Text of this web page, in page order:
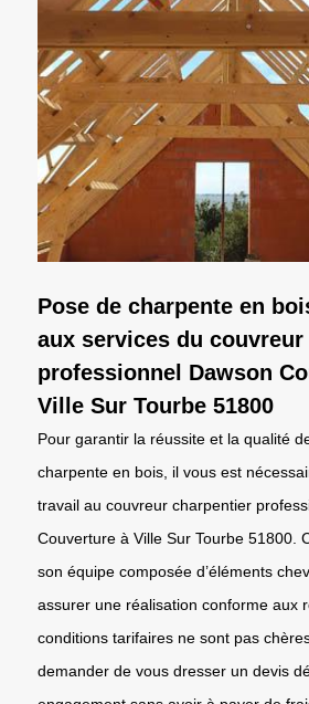
Pose de charpente en
aux services du
professionnel Dawson
Ville Sur Tourbe 51800
Pour garantir la réussite et la qualité
charpente en bois, il vous est
travail au couvreur charpentier
Couverture à Ville Sur Tourbe 51800.
son équipe composée d’éléments
assurer une réalisation conforme aux
conditions tarifaires ne sont pas
demander de vous dresser un devis